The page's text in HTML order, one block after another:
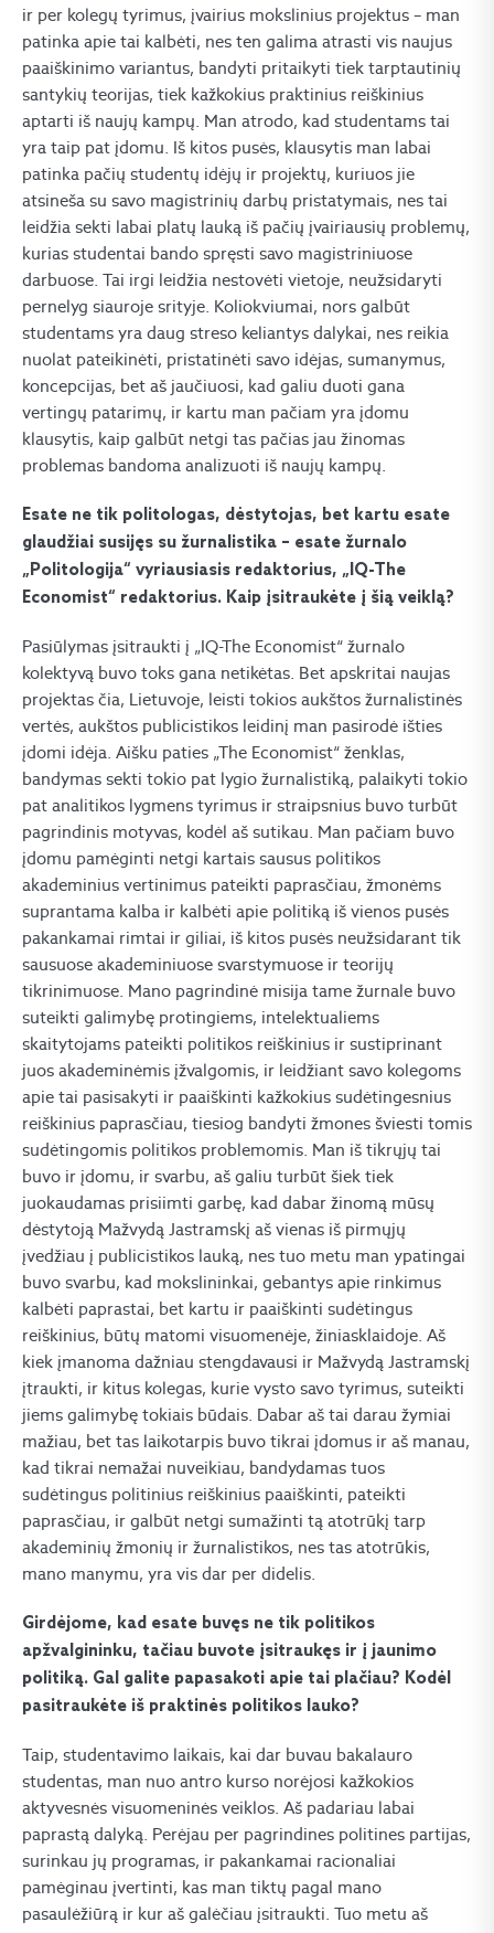
ir per kolegų tyrimus, įvairius mokslinius projektus – man
patinka apie tai kalbėti, nes ten galima atrasti vis naujus
paaiškinimo variantus, bandyti pritaikyti tiek tarptautinių
santykių teorijas, tiek kažkokius praktinius reiškinius
aptarti iš naujų kampų. Man atrodo, kad studentams tai
yra taip pat įdomu. Iš kitos pusės, klausytis man labai
patinka pačių studentų idėjų ir projektų, kuriuos jie
atsineša su savo magistrinių darbų pristatymais, nes tai
leidžia sekti labai platų lauką iš pačių įvairiausių problemų,
kurias studentai bando spręsti savo magistriniuose
darbuose. Tai irgi leidžia nestovėti vietoje, neužsidaryti
pernelyg siauroje srityje. Koliokviumai, nors galbūt
studentams yra daug streso keliantys dalykai, nes reikia
nuolat pateikinėti, pristatinėti savo idėjas, sumanymus,
koncepcijas, bet aš jaučiuosi, kad galiu duoti gana
vertingų patarimų, ir kartu man pačiam yra įdomu
klausytis, kaip galbūt netgi tas pačias jau žinomas
problemas bandoma analizuoti iš naujų kampų.
Esate ne tik politologas, dėstytojas, bet kartu esate
glaudžiai susijęs su žurnalistika – esate žurnalo
„Politologija“ vyriausiasis redaktorius, „IQ-The
Economist“ redaktorius. Kaip įsitraukėte į šią veiklą?
Pasiūlymas įsitraukti į „IQ-The Economist“ žurnalo
kolektyvą buvo toks gana netikėtas. Bet apskritai naujas
projektas čia, Lietuvoje, leisti tokios aukštos žurnalistinės
vertės, aukštos publicistikos leidinį man pasirodė išties
įdomi idėja. Aišku paties „The Economist“ ženklas,
bandymas sekti tokio pat lygio žurnalistiką, palaikyti tokio
pat analitikos lygmens tyrimus ir straipsnius buvo turbūt
pagrindinis motyvas, kodėl aš sutikau. Man pačiam buvo
įdomu pamėginti netgi kartais sausus politikos
akademinius vertinimus pateikti paprasčiau, žmonėms
suprantama kalba ir kalbėti apie politiką iš vienos pusės
pakankamai rimtai ir giliai, iš kitos pusės neužsidarant tik
sausuose akademiniuose svarstymuose ir teorijų
tikrinimuose. Mano pagrindinė misija tame žurnale buvo
suteikti galimybę protingiems, intelektualiems
skaitytojams pateikti politikos reiškinius ir sustiprinant
juos akademinėmis įžvalgomis, ir leidžiant savo kolegoms
apie tai pasisakyti ir paaiškinti kažkokius sudėtingesnius
reiškinius paprasčiau, tiesiog bandyti žmones šviesti tomis
sudėtingomis politikos problemomis. Man iš tikrųjų tai
buvo ir įdomu, ir svarbu, aš galiu turbūt šiek tiek
juokaudamas prisiimti garbę, kad dabar žinomą mūsų
dėstytoją Mažvydą Jastramskį aš vienas iš pirmųjų
įvedžiau į publicistikos lauką, nes tuo metu man ypatingai
buvo svarbu, kad mokslininkai, gebantys apie rinkimus
kalbėti paprastai, bet kartu ir paaiškinti sudėtingus
reiškinius, būtų matomi visuomenėje, žiniasklaidoje. Aš
kiek įmanoma dažniau stengdavausi ir Mažvydą Jastramskį
įtraukti, ir kitus kolegas, kurie vysto savo tyrimus, suteikti
jiems galimybę tokiais būdais. Dabar aš tai darau žymiai
mažiau, bet tas laikotarpis buvo tikrai įdomus ir aš manau,
kad tikrai nemažai nuveikiau, bandydamas tuos
sudėtingus politinius reiškinius paaiškinti, pateikti
paprasčiau, ir galbūt netgi sumažinti tą atotrūkį tarp
akademinių žmonių ir žurnalistikos, nes tas atotrūkis,
mano manymu, yra vis dar per didelis.
Girdėjome, kad esate buvęs ne tik politikos
apžvalgininku, tačiau buvote įsitraukęs ir į jaunimo
politiką. Gal galite papasakoti apie tai plačiau? Kodėl
pasitraukėte iš praktinės politikos lauko?
Taip, studentavimo laikais, kai dar buvau bakalauro
studentas, man nuo antro kurso norėjosi kažkokios
aktyvesnės visuomeninės veiklos. Aš padariau labai
paprastą dalyką. Perėjau per pagrindines politines partijas,
surinkau jų programas, ir pakankamai racionaliai
pamėginau įvertinti, kas man tiktų pagal mano
pasaulėžiūrą ir kur aš galėčiau įsitraukti. Tuo metu aš